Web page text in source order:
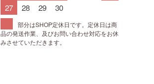
27
28 29 30
部分はSHOP定休日です。定休日は商
品の発送作業、及びお問い合わせ対応をお休
みさせていただきます。